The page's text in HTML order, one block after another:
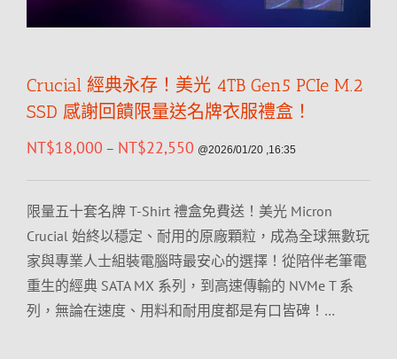
Crucial 經典永存！美光 4TB Gen5 PCIe M.2
SSD 感謝回饋限量送名牌衣服禮盒！
NT$18,000 – NT$22,550 @2026/01/20 ,16:35
限量五十套名牌 T-Shirt 禮盒免費送！美光 Micron
Crucial 始終以穩定、耐用的原廠顆粒，成為全球無數玩
家與專業人士組裝電腦時最安心的選擇！從陪伴老筆電
重生的經典 SATA MX 系列，到高速傳輸的 NVMe T 系
列，無論在速度、用料和耐用度都是有口皆碑！…